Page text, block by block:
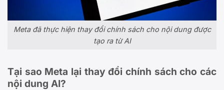
Meta đã thực hiện thay đổi chính sách cho nội dung được
tạo ra từ AI
Tại sao Meta lại thay đổi chính sách cho các
nội dung AI?